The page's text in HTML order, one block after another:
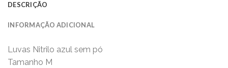
DESCRIÇÃO
INFORMAÇÃO ADICIONAL
Luvas Nitrilo azul sem pó
Tamanho M